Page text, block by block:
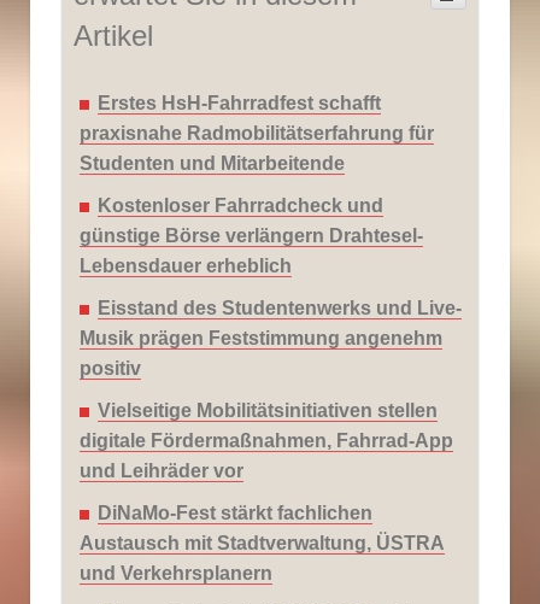
Artikel
Erstes HsH-Fahrradfest schafft
praxisnahe Radmobilitätserfahrung für
Studenten und Mitarbeitende
Kostenloser Fahrradcheck und
günstige Börse verlängern Drahtesel-
Lebensdauer erheblich
Eisstand des Studentenwerks und Live-
Musik prägen Feststimmung angenehm
positiv
Vielseitige Mobilitätsinitiativen stellen
digitale Fördermaßnahmen, Fahrrad-App
und Leihräder vor
DiNaMo-Fest stärkt fachlichen
Austausch mit Stadtverwaltung, ÜSTRA
und Verkehrsplanern